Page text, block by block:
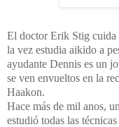
El doctor Erik Stig cuida
la vez estudia aikido a
ayudante Dennis es un
se ven envueltos en la
Haakon.
Hace más de mil anos,
estudió todas las